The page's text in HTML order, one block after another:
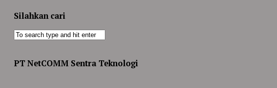
Silahkan cari
PT NetCOMM Sentra Teknologi